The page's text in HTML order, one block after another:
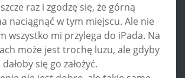
raz i zgodzę się, że górną
naciągnąć w tym miejscu. Ale nie
wszystko mi przylega do iPada. Na
może jest trochę luzu, ale gdyby
się go założyć.